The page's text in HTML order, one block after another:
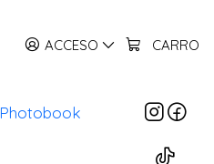
ACCESO CARRO
Photobook